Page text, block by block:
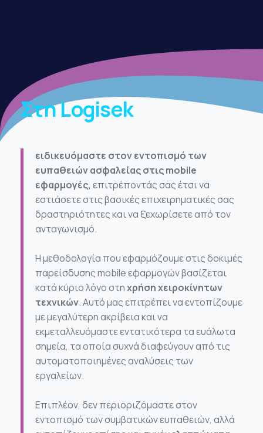
Στη Logisek
ειδικευόμαστε στον εντοπισμό των
ευπαθειών ασφαλείας στις mobile
εφαρμογές, επιτρέποντάς σας έτσι να
εστιάσετε στις βασικές επιχειρηματικές σας
δραστηριότητες και να ξεχωρίσετε από τον
ανταγωνισμό.
Η μεθοδολογία που εφαρμόζουμε στις δοκιμές
παρείσδυσης mobile εφαρμογών βασίζεται
κατά κύριο λόγο στηχρήση χειροκίνητων
τεχνικών. Αυτό μας επιτρέπει να εντοπίζουμε
με μεγαλύτερη ακρίβεια και να
εκμεταλλευόμαστε εντατικότερα τα ευάλωτα
σημεία, τα οποία συχνά διαφεύγουν από τις
αυτοματοποιημένες αναλύσεις των
εργαλείων.
Επιπλέον, δεν περιοριζόμαστε στον
εντοπισμό των συμβατικών ευπαθειών, αλλά